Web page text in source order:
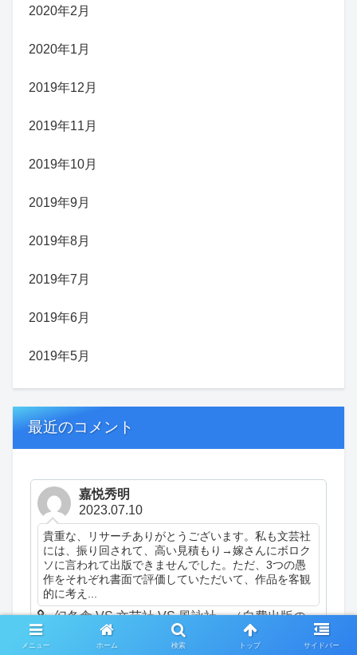
2020年2月
2020年1月
2019年12月
2019年11月
2019年10月
2019年9月
2019年8月
2019年7月
2019年6月
2019年5月
最近のコメント
嘉悦秀明
2023.07.10
貴重な、リサーチありがとうございます。私も文芸社
には、振り回されて、高い見積もり→嫁さんにボロク
ソに言われて出版できませんでした。ただ、3つの愚
作をそれぞれ書面で評価していただいて、作品を客観
的に考え...
幻冬舎 VS 文芸社 VS 風詠社。（自費出版の
話）（日記）
メニュー ホーム 検索 トップ サイドバー